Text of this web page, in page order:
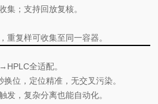
集；支持回放复核。
重复样可收集至同一容器。
全适配。
换位，定位精准，无交叉污染。
发，复杂分离也能自动化。